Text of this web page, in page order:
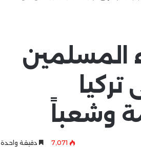
المسلمين
وشعباً
7٬071 دقيقة واحدة